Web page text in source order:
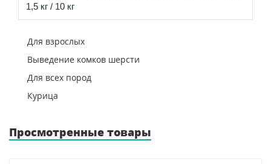
1,5 кг / 10 кг
Для взрослых
Выведение комков шерсти
Для всех пород
Курица
Просмотренные товары